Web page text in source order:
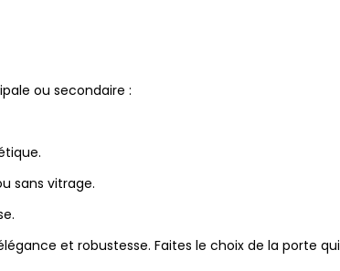
ou secondaire :
sans vitrage.
et robustesse. Faites le choix de la porte qui